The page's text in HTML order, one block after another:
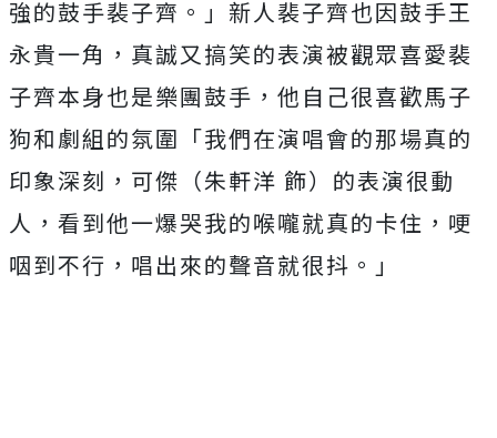
強的鼓手裴子齊。」 新人裴子齊也因鼓手王
永貴一角， 真誠又搞笑的表演被觀眾喜愛裴
子齊本身也是樂團鼓手， 他自己很喜歡馬子
狗和劇組的氛圍「我們在演唱會的那場真的
印象深刻，可傑（朱軒洋 飾）的表演很動
人，看到他一爆哭我的喉嚨就真的卡住， 哽
咽到不行，唱出來的聲音就很抖。」